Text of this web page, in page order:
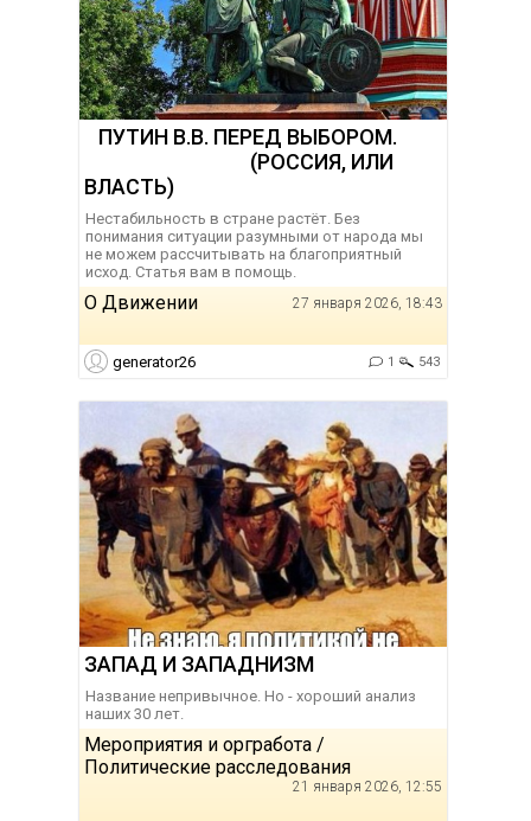
ПУТИН В.В. ПЕРЕД ВЫБОРОМ.
(РОССИЯ, ИЛИ
ВЛАСТЬ)
Нестабильность в стране растёт. Без
понимания ситуации разумными от народа мы
не можем рассчитывать на благоприятный
исход. Статья вам в помощь.
О Движении 27 января 2026, 18:43
generator26 1 543
ЗАПАД И ЗАПАДНИЗМ
Название непривычное. Но - хороший анализ
наших 30 лет.
Мероприятия и оргработа /
Политические расследования
21 января 2026, 12:55